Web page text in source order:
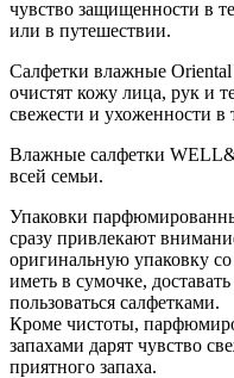
чувство защищенности в
или в путешествии.
Салфетки влажные
очистят кожу лица, рук и
свежести и ухоженности в
Влажные салфетки
всей семьи.
Упаковки
сразу привлекают
оригинальную упаковку
иметь в сумочке,
пользоваться салфетками.
Кроме чистоты,
запахами дарят чувство
приятного запаха.